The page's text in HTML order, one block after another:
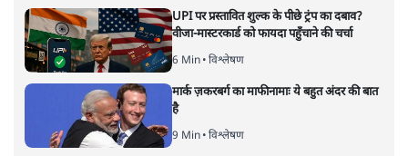
के अंदर नहीं जाने को कहा जाता है। कुछ ऐसे भी हैं, जहां माहवारी
उम्र की महिलाओं को कभी भी मंदिर में नहीं जाने दिया जाता है।
पटबउसी सत्र मंदिर